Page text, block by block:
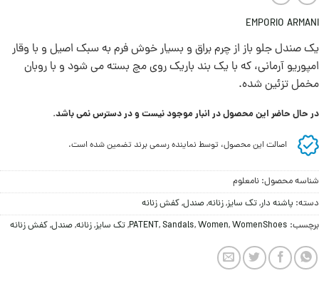
EMPORIO ARMANI
یک صندل جلو باز از چرم براق و بسیار خوش فرم به سبک اصیل و با وقار
امپوریو آرمانی، که با یک بند باریک روی مچ بسته می شود و با روبان
مخمل تزئین شده.
در حال حاضر این محصول در انبار موجود نیست و در دسترس نمی باشد.
اصالت این محصول، توسط نماینده رسمی برند تضمین شده است.
شناسه محصول: نامعلوم
دسته: پاشنه دار,تک سایز,زنانه,صندل,کفش زنانه
برچسب:
PATENT,Sandals,Women,WomenShoes
,تک سایز,زنانه,صندل,کفش زنانه